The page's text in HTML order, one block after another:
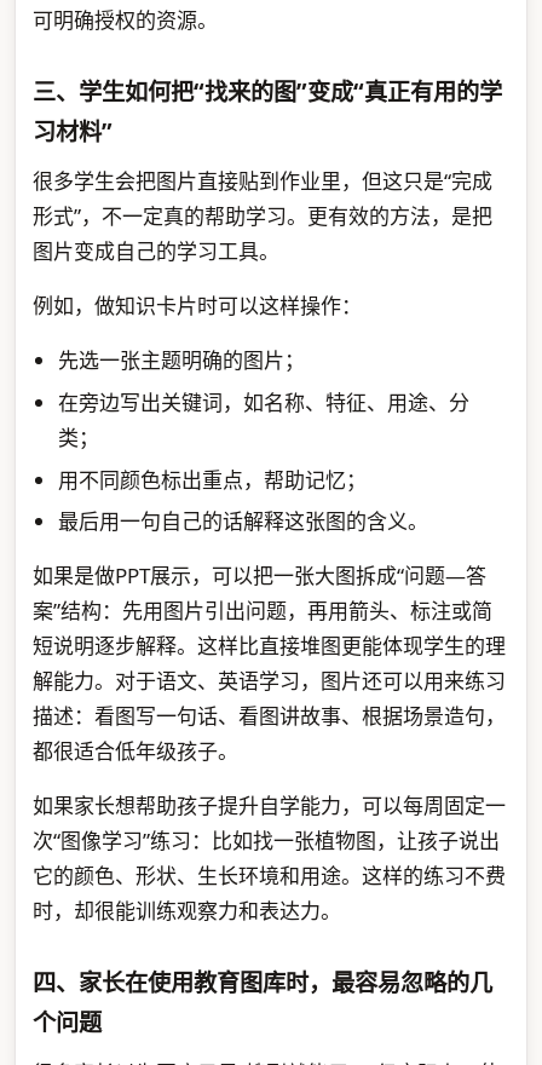
可明确授权的资源。
三、学生如何把“找来的图”变成“真正有用的学
习材料”
很多学生会把图片直接贴到作业里，但这只是“完成
形式”，不一定真的帮助学习。更有效的方法，是把
图片变成自己的学习工具。
例如，做知识卡片时可以这样操作：
先选一张主题明确的图片；
在旁边写出关键词，如名称、特征、用途、分
类；
用不同颜色标出重点，帮助记忆；
最后用一句自己的话解释这张图的含义。
如果是做PPT展示，可以把一张大图拆成“问题—答
案”结构：先用图片引出问题，再用箭头、标注或简
短说明逐步解释。这样比直接堆图更能体现学生的理
解能力。对于语文、英语学习，图片还可以用来练习
描述：看图写一句话、看图讲故事、根据场景造句，
都很适合低年级孩子。
如果家长想帮助孩子提升自学能力，可以每周固定一
次“图像学习”练习：比如找一张植物图，让孩子说出
它的颜色、形状、生长环境和用途。这样的练习不费
时，却很能训练观察力和表达力。
四、家长在使用教育图库时，最容易忽略的几
个问题